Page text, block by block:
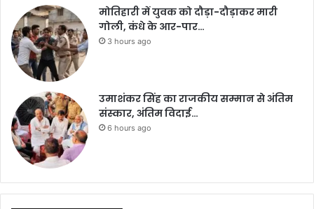
मोतिहारी में युवक को दौड़ा-दौड़ाकर मारी
गोली, कंधे के आर-पार…
3 hours ago
उमाशंकर सिंह का राजकीय सम्मान से अंतिम
संस्कार, अंतिम विदाई…
6 hours ago